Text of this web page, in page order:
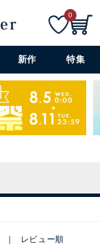
詳細検索+
0
新作 特集
レビュー順